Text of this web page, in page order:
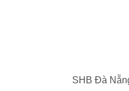
SHB Đà